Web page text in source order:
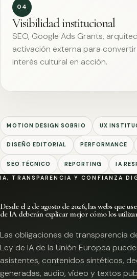
04
Visibilidad institucional
SEO, Google Ads Grants,
activación externa para
interés cultural en acción.
MOTION DESIGN SOBRIO UX
DISEÑO EDITORIAL PERFORMANCE
SEO TÉCNICO REPORTING IA
IA, TRANSPARENCIA Y CONFIANZA
Desde el 2 de agosto de 2026, las webs que
de IA deberán explicar mejor cómo los
Las obligaciones de transparencia
Ley de IA de la Unión Europea
asistentes, contenidos sintéticos,
generadas, audio, vídeo y textos